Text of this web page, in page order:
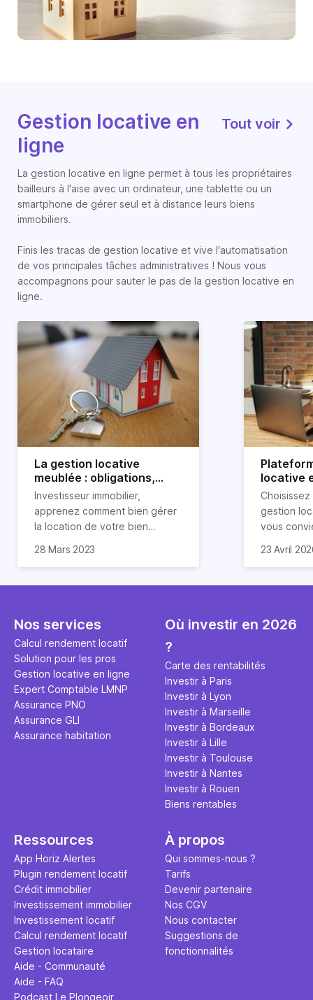
Gestion locative en
ligne
Tout voir
La gestion locative en ligne permet à tous les propriétaires
bailleurs à l'aise avec un ordinateur, une tablette ou un
smartphone de gérer seul et à distance leurs biens
immobiliers.
Finis les tracas de gestion locative et vive l'automatisation
de vos principales tâches administratives ! Nous vous
accompagnons pour sauter le pas de la gestion locative en
ligne.
La gestion locative
meublée : obligations,
avantages et
inconvénients
Investisseur immobilier,
apprenez comment bien gérer
la location de votre bien
quelles sont vos obligations en
avantages et inconvénients
28 Mars 2023
locative
pourquoi
gestion
vous
23 Avril
Nos services
Calcul rendement locatif
Solution pour les pros
Gestion locative en ligne
Expert Comptable LMNP
Assurance PNO
Assurance GLI
Assurance habitation
Où investir en 2026
?
Carte des rentabilités
Investir à Paris
Investir à Lyon
Investir à Marseille
Investir à Bordeaux
Investir à Lille
Investir à Toulouse
Investir à Nantes
Investir à Rouen
Biens rentables
Ressources
App Horiz Alertes
Plugin rendement locatif
Crédit immobilier
Investissement immobilier
Investissement locatif
Calcul rendement locatif
Gestion locataire
Aide - Communauté
Aide - FAQ
Podcast Le Plongeoir
À propos
Qui sommes-nous ?
Tarifs
Devenir partenaire
Nos CGV
Nous contacter
Suggestions de
fonctionnalités